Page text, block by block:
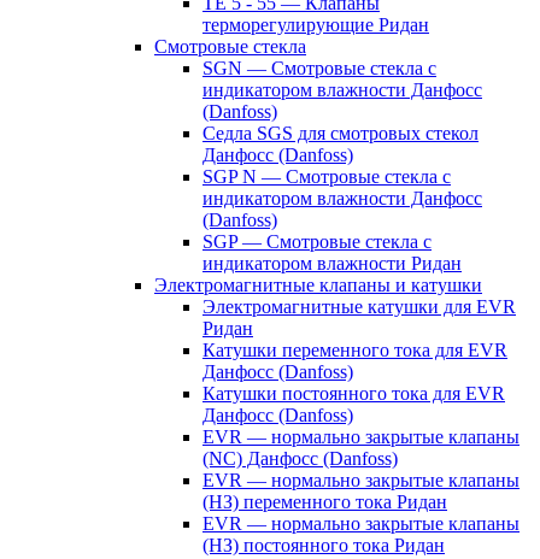
терморегулирующие Ридан
Смотровые стекла
SGN — Смотровые стекла с
индикатором влажности Данфосс
(Danfoss)
Седла SGS для смотровых стекол
Данфосс (Danfoss)
SGP N — Смотровые стекла с
индикатором влажности Данфосс
(Danfoss)
SGP — Смотровые стекла с
индикатором влажности Ридан
Электромагнитные клапаны и катушки
Электромагнитные катушки для EVR
Ридан
Катушки переменного тока для EVR
Данфосс (Danfoss)
Катушки постоянного тока для EVR
Данфосс (Danfoss)
EVR — нормально закрытые клапаны
(NC) Данфосс (Danfoss)
EVR — нормально закрытые клапаны
(НЗ) переменного тока Ридан
EVR — нормально закрытые клапаны
(НЗ) постоянного тока Ридан